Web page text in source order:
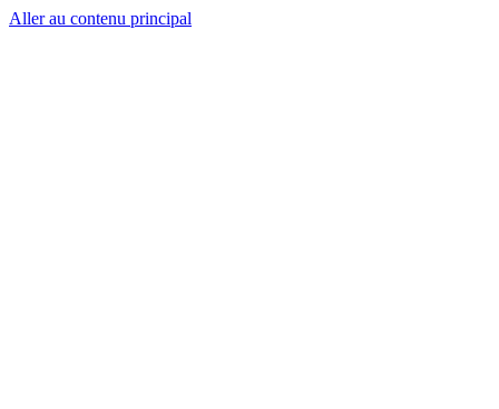
Aller au contenu principal